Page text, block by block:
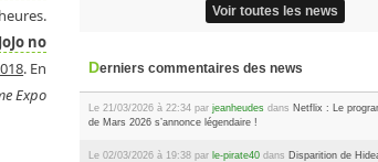
JoJo no
. En
Expo
Voir toutes les news
Derniers commentaires des news
Le 21/03/2026 à 22:34 parjeanheudes dans Netflix : Le
de Mars 2026 s’annonce légendaire !
Le 02/03/2026 à 19:38 par le-pirate40 dans Disparition de